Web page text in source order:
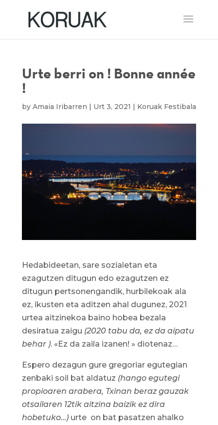
Urte berri on ! Bonne année
!
by Amaia Iribarren | Urt 3, 2021 | Koruak Festibala
Hedabideetan, sare sozialetan eta
ezagutzen ditugun edo ezagutzen ez
ditugun pertsonengandik, hurbilekoak ala
ez, ikusten eta aditzen ahal dugunez, 2021
urtea aitzinekoa baino hobea bezala
desiratua zaigu (2020 tabu da, ez da aipatu
behar ). «Ez da zaila izanen! » diotenaz…
Espero dezagun gure gregoriar egutegian
zenbaki soil bat aldatuz (hango egutegi
propioaren arabera, Txinan beraz gauzak
otsailaren 12tik aitzina baizik ez dira
hobetuko…) urte on bat pasatzen ahalko